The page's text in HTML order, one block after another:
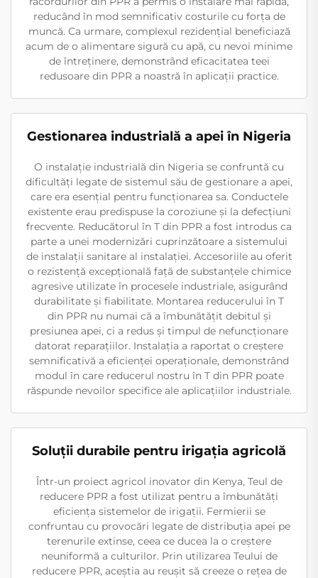
reducând în mod semnificativ costurile cu forța de
muncă. Ca urmare, complexul rezidențial beneficiază
acum de o alimentare sigură cu apă, cu nevoi minime
de întreținere, demonstrând eficacitatea teei
redusoare din PPR a noastră în aplicații practice.
Gestionarea industrială a apei în Nigeria
O instalație industrială din Nigeria se confruntă cu
dificultăți legate de sistemul său de gestionare a apei,
care era esențial pentru funcționarea sa. Conductele
existente erau predispuse la coroziune și la defecțiuni
frecvente. Reducătorul în T din PPR a fost introdus ca
parte a unei modernizări cuprinzătoare a sistemului
de instalații sanitare al instalației. Accesoriile au oferit
o rezistență excepțională față de substanțele chimice
agresive utilizate în procesele industriale, asigurând
durabilitate și fiabilitate. Montarea reducerului în T
din PPR nu numai că a îmbunătățit debitul și
presiunea apei, ci a redus și timpul de nefuncționare
datorat reparațiilor. Instalația a raportat o creștere
semnificativă a eficienței operaționale, demonstrând
modul în care reducerul nostru în T din PPR poate
răspunde nevoilor specifice ale aplicațiilor industriale.
Soluții durabile pentru irigația agricolă
Într-un proiect agricol inovator din Kenya, Teul de
reducere PPR a fost utilizat pentru a îmbunătăți
eficiența sistemelor de irigații. Fermierii se
confruntau cu provocări legate de distribuția apei pe
terenurile extinse, ceea ce ducea la o creștere
neuniformă a culturilor. Prin utilizarea Teului de
reducere PPR, aceștia au reușit să creeze o rețea de